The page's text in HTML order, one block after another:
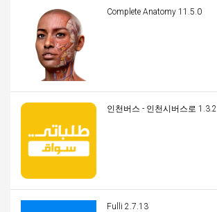
Complete Anatomy 11.5.0
인천버스 - 인천시버스로 1.3.2
Fulli 2.7.13